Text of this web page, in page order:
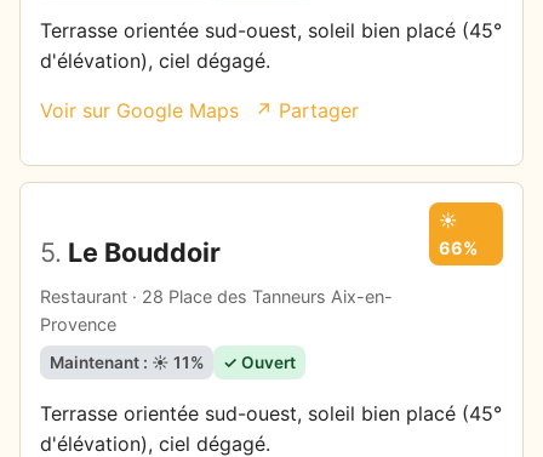
Terrasse orientée sud-ouest, soleil bien placé (45°
d'élévation), ciel dégagé.
Voir sur Google Maps ↗ Partager
5. Le Bouddoir
Restaurant · 28 Place des Tanneurs Aix-en-
Provence
☀️
66%
Maintenant : ☀️ 11% ✓ Ouvert
Terrasse orientée sud-ouest, soleil bien placé (45°
d'élévation), ciel dégagé.